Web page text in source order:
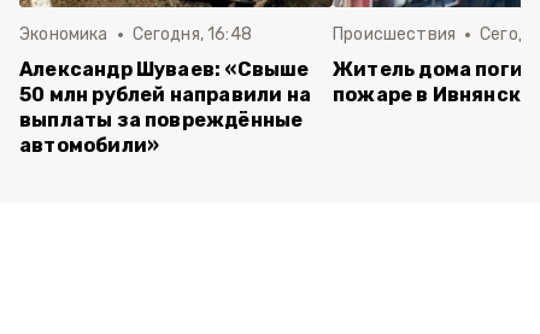
Экономика Сегодня, 16:48
Александр Шуваев: «Свыше
50 млн рублей направили на
выплаты за повреждённые
автомобили»
Происшествия
Житель дома погиб
пожаре в